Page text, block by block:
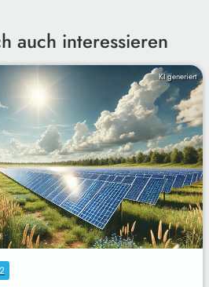
auch interessieren
KI generiert